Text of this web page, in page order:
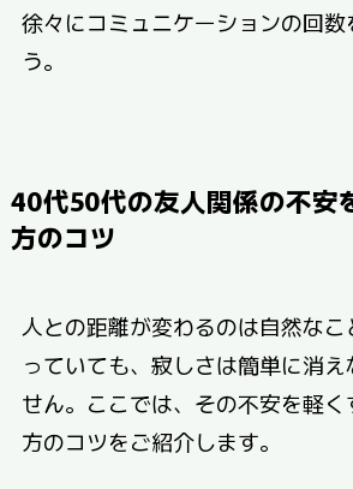
徐々にコミュニケーションの回数
う。
40代50代の友人関係の不安
方のコツ
人との距離が変わるのは自然な
っていても、寂しさは簡単に消
せん。ここでは、その不安を軽く
方のコツをご紹介します。